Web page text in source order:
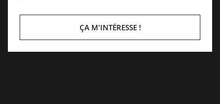
ÇA M'INTÉRESSE !